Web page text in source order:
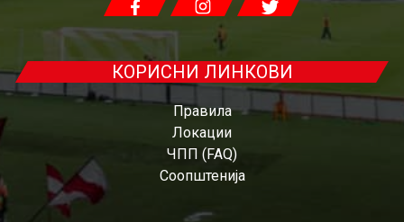
КОРИСНИ ЛИНКОВИ
Правила
Локации
ЧПП (FAQ)
Соопштенија